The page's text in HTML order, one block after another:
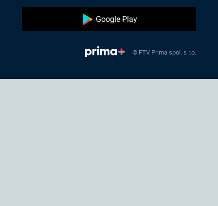
Google Play
© FTV Prima spol. s r.o.